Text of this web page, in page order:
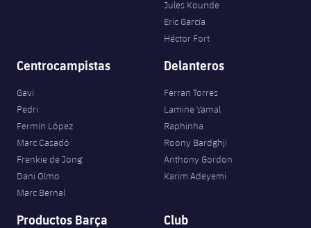
Jules Kounde
Eric García
Héctor Fort
Centrocampistas
Gavi
Pedri
Fermín López
Marc Casadó
Frenkie de Jong
Dani Olmo
Marc Bernal
Delanteros
Ferran Torres
Lamine Yamal
Raphinha
Roony Bardghji
Anthony Gordon
Karim Adeyemi
Productos Barça Club